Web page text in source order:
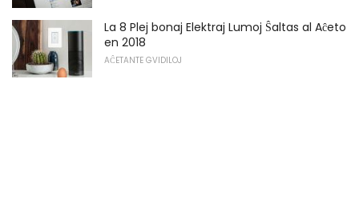
La 8 Plej bonaj Elektraj Lumoj Ŝaltas al Aĉeto
en 2018
AĈETANTE GVIDILOJ